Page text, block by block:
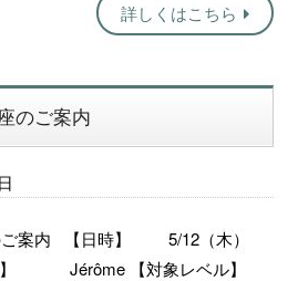
詳しくはこちら
のご案内
ご案内 【日時】 5/12（木）
Jérôme 【対象レベル】